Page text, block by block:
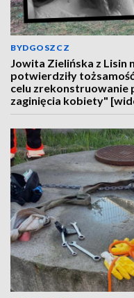
BYDGOSZCZ
Jowita Zielińska z Lisin
potwierdziły
celu zrekonstruowanie
zaginięcia kobiety"